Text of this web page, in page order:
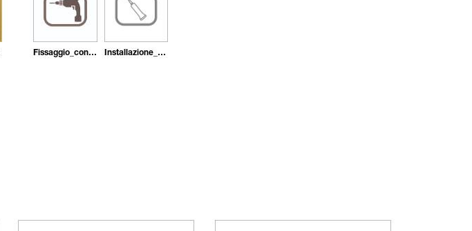
Fissaggio_con_tasselli Installazione_con_adesivo_in_pasta